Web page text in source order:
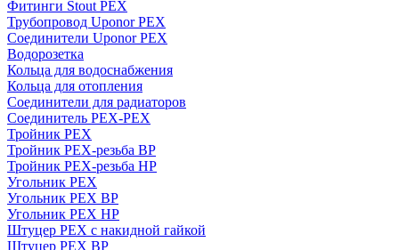
Фитинги Stout PEX
Трубопровод Uponor PEX
Соединители Uponor PEX
Водорозетка
Кольца для водоснабжения
Кольца для отопления
Соединители для радиаторов
Соединитель PEX-PEX
Тройник PEX
Тройник PEX-резьба ВР
Тройник PEX-резьба НР
Угольник PEX
Угольник PEX ВР
Угольник PEX НР
Штуцер PEX c накидной гайкой
Штуцер PEX ВР